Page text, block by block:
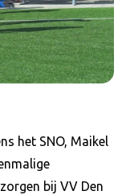
het SNO, Maikel
bij VV Den